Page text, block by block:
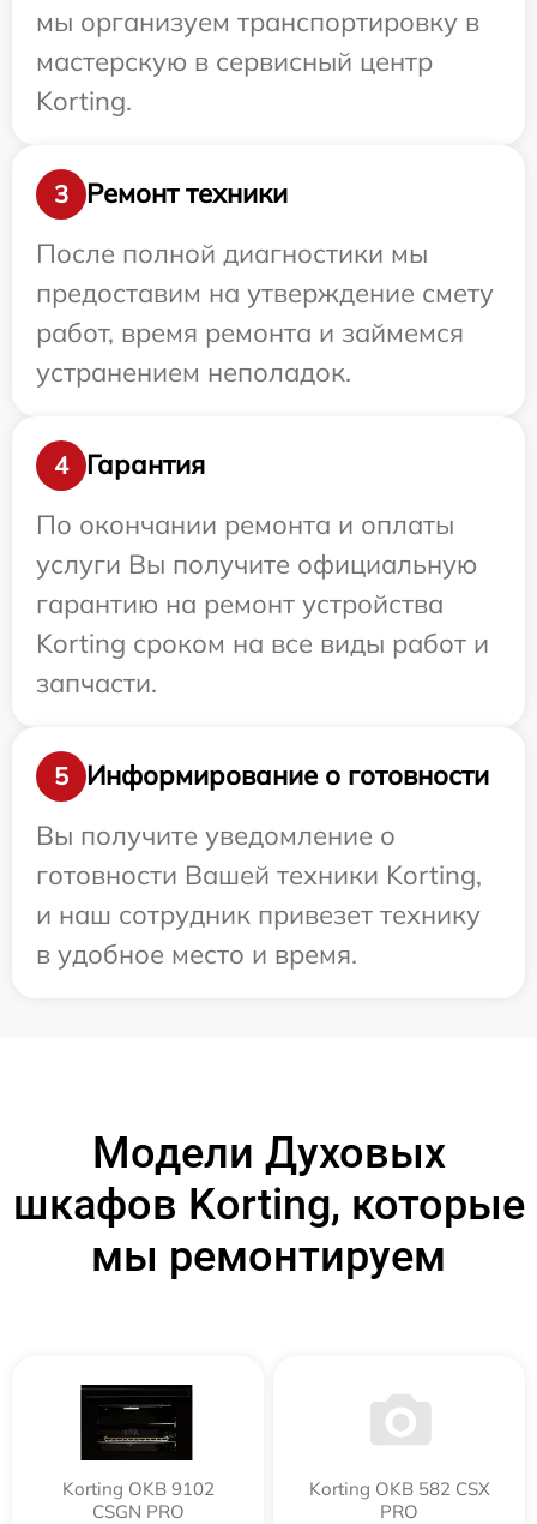
мы организуем транспортировку в
мастерскую в сервисный центр
Korting.
3
Ремонт техники
После полной диагностики мы
предоставим на утверждение смету
работ, время ремонта и займемся
устранением неполадок.
4
Гарантия
По окончании ремонта и оплаты
услуги Вы получите официальную
гарантию на ремонт устройства
Korting сроком на все виды работ и
запчасти.
5
Информирование о готовности
Вы получите уведомление о
готовности Вашей техники Korting,
и наш сотрудник привезет технику
в удобное место и время.
Модели Духовых
шкафов Korting, которые
мы ремонтируем
Korting OKB 9102
CSGN PRO
Korting OKB 582 CSX
PRO